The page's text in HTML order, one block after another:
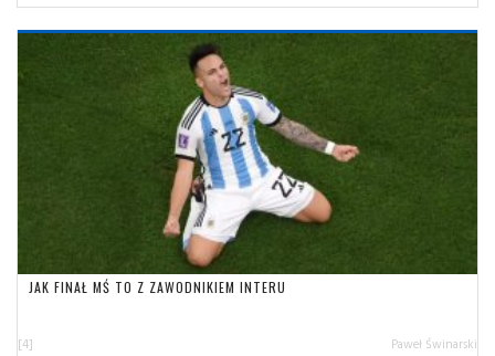
JAK FINAŁ MŚ TO Z ZAWODNIKIEM INTERU
[4] Paweł Świnarski